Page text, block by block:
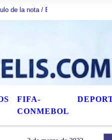
es otra nota / AquÃ­
FIFA-
CONMEBOL